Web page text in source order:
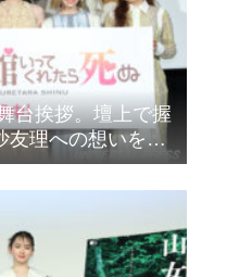
台挨拶。壇上で握
友理への想いをア